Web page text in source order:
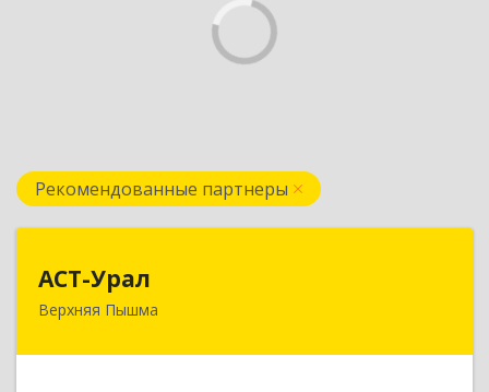
Рекомендованные партнеры
АСТ-Урал
Верхняя Пышма
624090, Свердловская обл, Верхняя Пышма г,